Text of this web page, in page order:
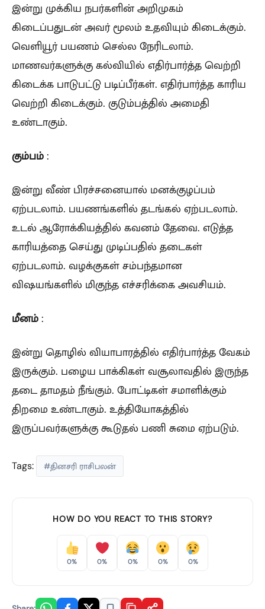
இன்று முக்கிய நபர்களின் அறிமுகம்
கிடைப்பதுடன் அவர் மூலம் உதவியும் கிடைக்கும்.
வெளியூர் பயணம் செல்ல நேரிடலாம்.
மாணவர்களுக்கு கல்வியில் எதிர்பார்த்த வெற்றி
கிடைக்க பாடுபட்டு படிப்பீர்கள். எதிர்பார்த்த காரிய
வெற்றி கிடைக்கும். குடும்பத்தில் அமைதி
உண்டாகும்.
கும்பம் :
இன்று வீண் பிரச்சனையால் மனக்குழப்பம்
ஏற்படலாம். பயணங்களில் தடங்கல் ஏற்படலாம்.
உடல் ஆரோக்கியத்தில் கவனம் தேவை. எடுத்த
காரியத்தை செய்து முடிப்பதில் தடைகள்
ஏற்படலாம். வழக்குகள் சம்பந்தமான
விஷயங்களில் மிகுந்த எச்சரிக்கை அவசியம்.
மீனம் :
இன்று தொழில் வியாபாரத்தில் எதிர்பார்த்த வேகம்
இருக்கும். பழைய பாக்கிகள் வசூலாவதில் இருந்த
தடை தாமதம் நீங்கும். போட்டிகள் சமாளிக்கும்
திறமை உண்டாகும். உத்தியோகத்தில்
இருப்பவர்களுக்கு கூடுதல் பணி சுமை ஏற்படும்.
Tags: #தினசரி ராசிபலன்
HOW DO YOU REACT TO THIS STORY?
0% 0% 0% 0% 0%